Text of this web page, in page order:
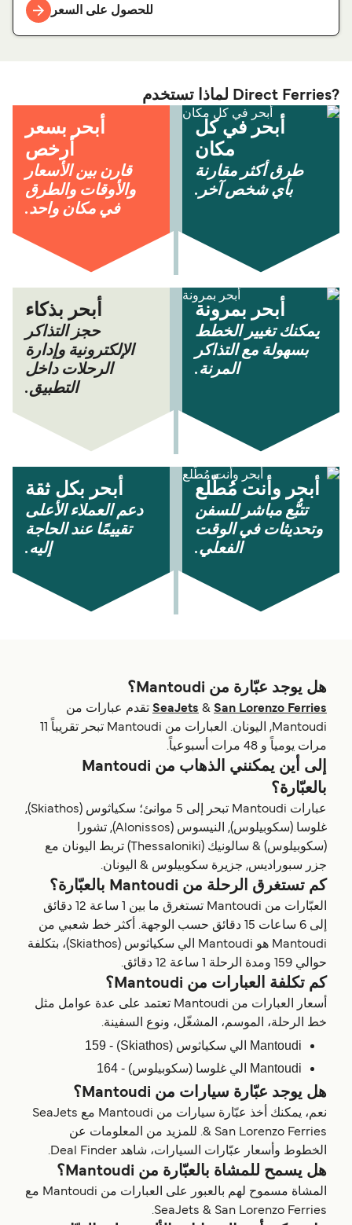
للحصول على السعر
أبحر في كل
مكان
طرق أكثر مقارنة
بأي شخص آخر.
أبحر بسعر
أرخص
قارن بين الأسعار
والأوقات والطرق
في مكان واحد.
أبحر بمرونة
يمكنك تغيير الخطط
بسهولة مع التذاكر
المرنة.
أبحر بذكاء
حجز التذاكر
الإلكترونية وإدارة
الرحلات داخل
التطبيق.
أبحر وأنت مُطّلع
تتبُّع مباشر للسفن
وتحديثات في الوقت
الفعلي.
أبحر بكل ثقة
دعم العملاء الأعلى
تقييمًا عند الحاجة
إليه.
هل يوجد عبّارة من Mantoudi؟
SeaJets &San Lorenzo Ferries
تقدم عبارات من
Mantoudi, اليونان. العبارات من Mantoudi تبحر تقريباً 11
مرات يومياً و 48 مرات أسبوعياً.
إلى أين يمكنني الذهاب من Mantoudi
بالعبّارة؟
عبارات Mantoudi تبحر إلى 5 موانئ؛ سكياثوس (Skiathos),
غلوسا (سكوبيلوس), النيسوس (Alonissos), تشورا
(سكوبيلوس) & سالونيك (Thessaloniki) تربط اليونان مع
جزر سبوراديس, جزيرة سكوبيلوس & اليونان.
كم تستغرق الرحلة من Mantoudi بالعبّارة؟
العبّارات من Mantoudi تستغرق ما بين 1 ساعة 12 دقائق
إلى 6 ساعات 15 دقائق حسب الوجهة. أكثر خط شعبي من
Mantoudi هو Mantoudi الي سكياثوس (Skiathos)، بتكلفة
حوالي 159 ومدة الرحلة 1 ساعة 12 دقائق.
كم تكلفة العبارات من Mantoudi؟
أسعار العبارات من Mantoudi تعتمد على عدة عوامل مثل
خط الرحلة، الموسم، المشغّل، ونوع السفينة.
Mantoudi الي سكياثوس (Skiathos) - 159
Mantoudi الي غلوسا (سكوبيلوس) - 164
هل يوجد عبّارة سيارات من Mantoudi؟
نعم، يمكنك أخذ عبّارة سيارات من Mantoudi مع SeaJets
& San Lorenzo Ferries. للمزيد من المعلومات عن
الخطوط وأسعار عبّارات السيارات، شاهد Deal Finder.
هل يسمح للمشاة بالعبّارة من Mantoudi؟
المشاة مسموح لهم بالعبور على العبارات من Mantoudi مع
SeaJets & San Lorenzo Ferries.